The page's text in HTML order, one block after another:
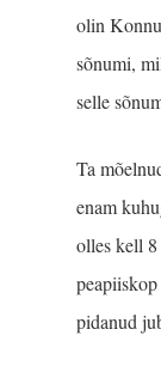
olin
sõnumi,
selle
Ta
enam
olles kell
pidanud